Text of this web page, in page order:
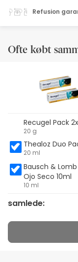
Refusion
Ofte købt
Recugel Pack
20 g
Thealoz Duo
20 ml
Bausch &
Ojo Seco 10ml
10 ml
samlede: